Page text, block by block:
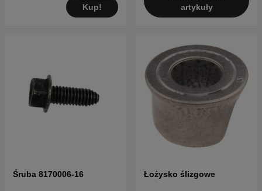
Kup!
artykuły
Śruba 8170006-16 Łożysko ślizgowe